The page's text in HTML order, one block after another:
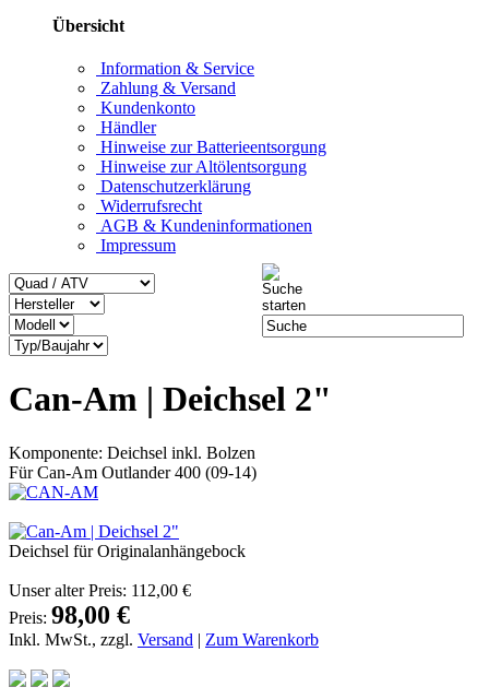
Übersicht
Information & Service
Zahlung & Versand
Kundenkonto
Händler
Hinweise zur Batterieentsorgung
Hinweise zur Altölentsorgung
Datenschutzerklärung
Widerrufsrecht
AGB & Kundeninformationen
Impressum
Can-Am | Deichsel 2"
Komponente: Deichsel inkl. Bolzen
Für Can-Am Outlander 400 (09-14)
Deichsel für Originalanhängebock
Unser alter Preis: 112,00 €
Preis: 98,00 €
Inkl. MwSt., zzgl. Versand | Zum Warenkorb